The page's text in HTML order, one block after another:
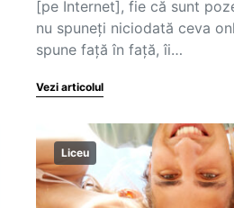
[pe Internet], fie că sunt
nu spuneți niciodată ceva
spune față în față, îi…
Vezi articolul
Liceu